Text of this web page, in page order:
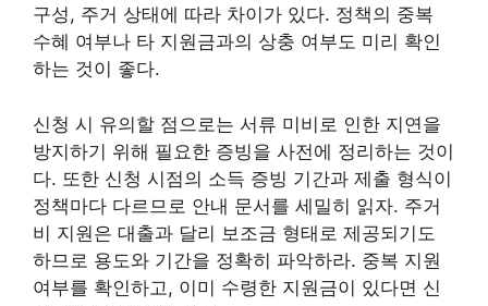
구성, 주거 상태에 따라 차이가 있다. 정책의 중복
수혜 여부나 타 지원금과의 상충 여부도 미리 확인
하는 것이 좋다.
신청 시 유의할 점으로는 서류 미비로 인한 지연을
방지하기 위해 필요한 증빙을 사전에 정리하는 것이
다. 또한 신청 시점의 소득 증빙 기간과 제출 형식이
정책마다 다르므로 안내 문서를 세밀히 읽자. 주거
비 지원은 대출과 달리 보조금 형태로 제공되기도
하므로 용도와 기간을 정확히 파악하라. 중복 지원
여부를 확인하고, 이미 수령한 지원금이 있다면 신